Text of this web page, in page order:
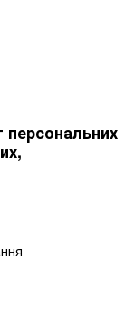
персональних